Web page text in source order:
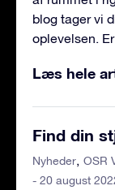
blog tager vi
oplevelsen.
Læs hele
Find din
Nyheder OSR
- 20 august